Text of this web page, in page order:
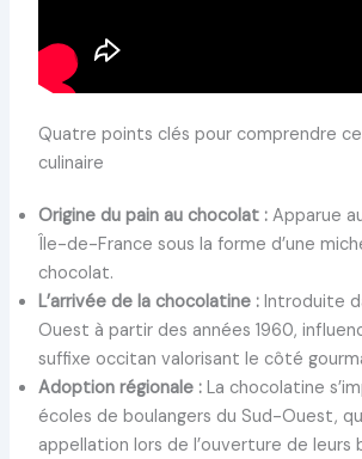
Quatre points clés pour comprendre
culinaire
Origine du pain au chocolat :Apparue
Île-de-France sous la forme d’une
chocolat.
L’arrivée de la chocolatine : Introduite
Ouest à partir des années 1960,
suffixe occitan valorisant le côté
Adoption régionale : La chocolatine
écoles de boulangers du Sud-Ouest,
appellation lors de l’ouverture de leurs